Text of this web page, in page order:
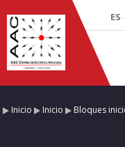
ES ·
Inicio Inicio Bloques